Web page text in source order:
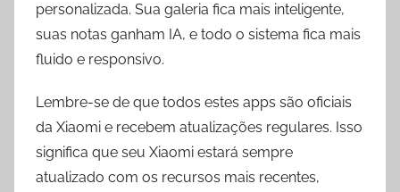
personalizada. Sua galeria fica mais inteligente,
suas notas ganham IA, e todo o sistema fica mais
fluido e responsivo.
Lembre-se de que todos estes apps são oficiais
da Xiaomi e recebem atualizações regulares. Isso
significa que seu Xiaomi estará sempre
atualizado com os recursos mais recentes,